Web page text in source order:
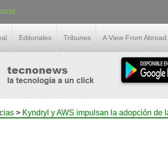
2026
Editoriales Tribunes A View From Abroad
> Kyndryl y AWS impulsan la adopción de